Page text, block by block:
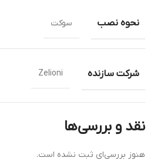
نحوه نصب سوکت
شرکت سازنده Zelioni
نقد و بررسی‌ها
هنوز بررسی‌ای ثبت نشده است.